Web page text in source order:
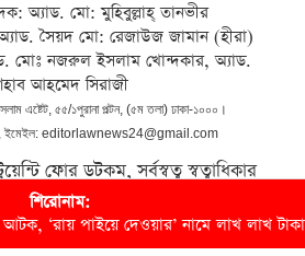
অ্যাড. মো: মুহিবুল্লাহ্ তানভীর
সৈয়দ মো: রেজাউজ জামান (হীরা)
মোঃ নজরুল ইসলাম খোন্দকার, অ্যাড.
আহমেদ সিরাজী
এষ্টেট, ৫৫/১পুরানা পল্টন, (৫ম তলা) ঢাকা-১০০০।
ইমেইল: editorlawnews24@gmail.com
ফোর ডটকম, সর্বস্বত্ব স্বত্বাধিকার
সংরক্ষিত।
by: Dotsilicon
শিরোনাম:
পাইয়ে দেওয়ার’ নামে লাখ লাখ টাকা